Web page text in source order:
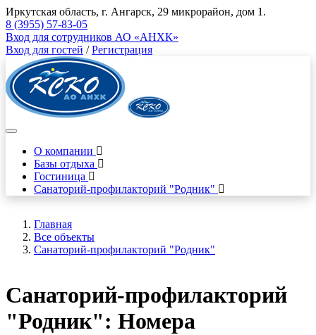
Иркутская область, г. Ангарск, 29 микрорайон, дом 1.
8 (3955) 57-83-05
Вход для сотрудников АО «АНХК»
Вход для гостей /Регистрация
О компании
Базы отдыха
Гостиница
Санаторий-профилакторий "Родник"
Главная
Все объекты
Санаторий-профилакторий "Родник"
Санаторий-профилакторий
"Родник": Номера